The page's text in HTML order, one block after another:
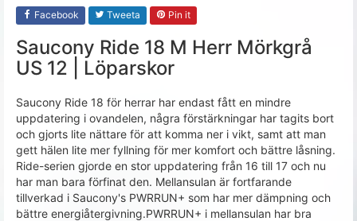
Facebook Tweeta Pin it
Saucony Ride 18 M Herr Mörkgrå
US 12 | Löparskor
Saucony Ride 18 för herrar har endast fått en mindre
uppdatering i ovandelen, några förstärkningar har tagits bort
och gjorts lite nättare för att komma ner i vikt, samt att man
gett hälen lite mer fyllning för mer komfort och bättre låsning.
Ride-serien gjorde en stor uppdatering från 16 till 17 och nu
har man bara förfinat den. Mellansulan är fortfarande
tillverkad i Saucony's PWRRUN+ som har mer dämpning och
bättre energiåtergivning.PWRRUN+ i mellansulan har bra